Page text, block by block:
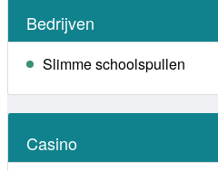
Bedrijven
Slimme schoolspullen
Casino